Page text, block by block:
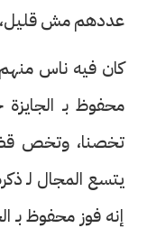
عددهم مش قليل،
كان فيه ناس منهم
محفوظ بـ
تخصنا، وتخص
يتسع المجال لـ
إنه فوز محفوظ بـ